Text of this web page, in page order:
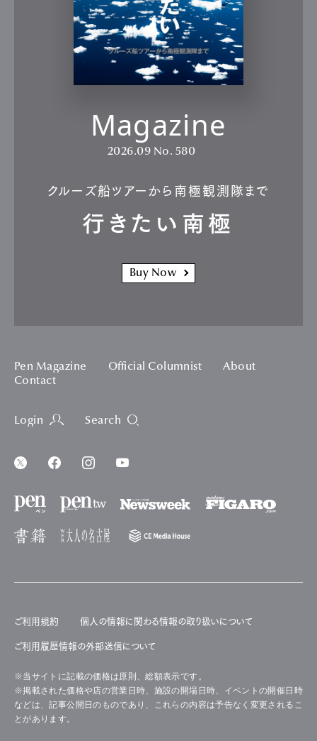
Magazine
2026.09 No. 580
クルーズ船ツアーから南極観測隊まで
行きたい南極
Buy Now
Pen Magazine Official Columnist
About
Contact
Login Search
ご利用規約 個人の情報に関わる情報の取り扱いについて
ご利用履歴情報の外部送信について
※当サイトに記載の価格は原則、総額表示です。
※掲載された価格や店の営業日時、施設の開場日時、イベントの開催日時
などは、記事公開日のものであり、これらの内容は予告なく変更されるこ
とがあります。